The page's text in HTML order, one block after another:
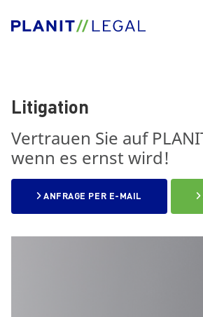
Litigation
Vertrauen Sie auf
wenn es ernst wird!
ANFRAGE PER E-MAIL